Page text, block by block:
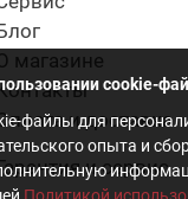
магазине
и доставка
и сервис
cookie-
файлы для
опыта и